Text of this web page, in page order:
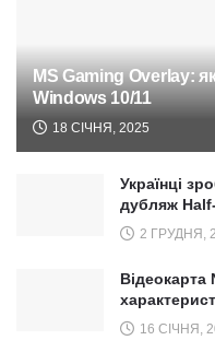
MS Gaming Overlay:
Windows 10/11
18 СІЧНЯ, 2025
Українці
дубляж
2 ГРУДНЯ,
Відеокарта
16 СІЧНЯ,